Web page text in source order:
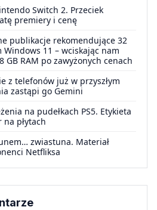
Switch 2. Przeciek
premiery i cenę
publikacje rekomendujące 32
Windows 11 – wciskając nam
GB RAM po zawyżonych cenach
z telefonów już w przyszłym
zastąpi go Gemini
na pudełkach PS5. Etykieta
płytach
zwiastuna. Materiał
Netfliksa